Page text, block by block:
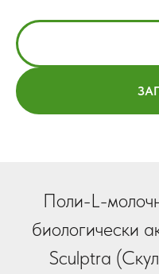
Поли-L-
биологически
Sculptrа